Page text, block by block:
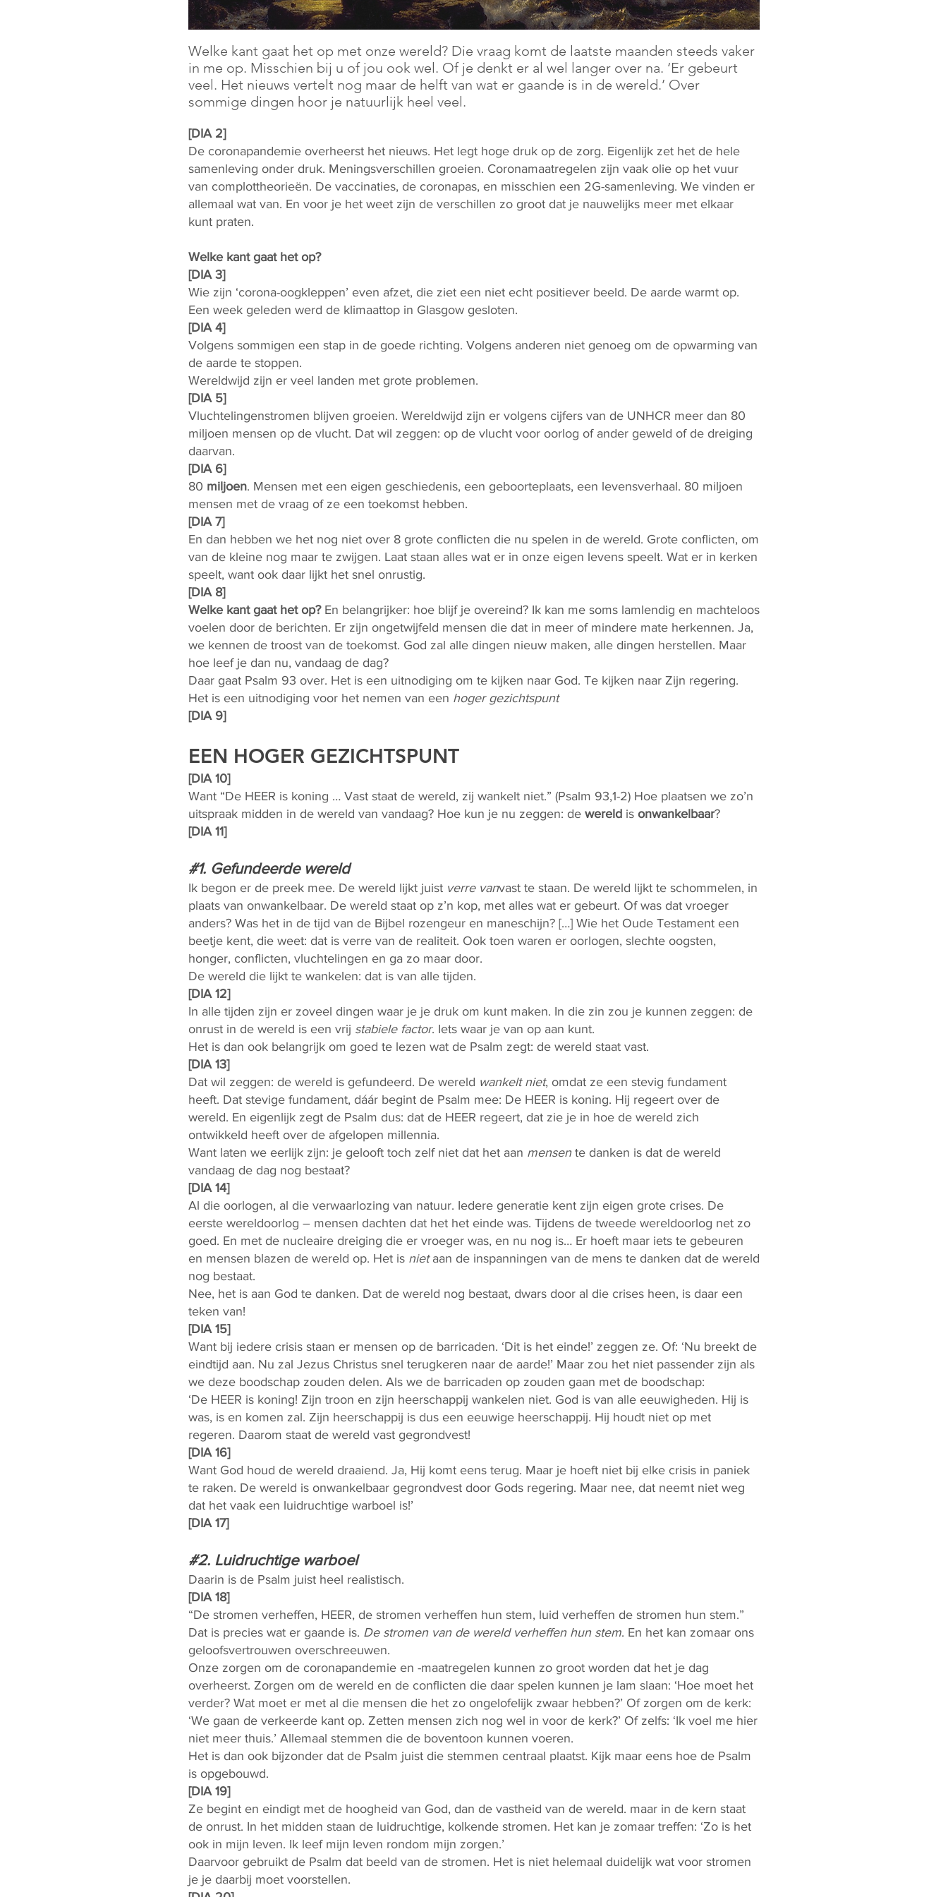
Welke kant gaat het op met onze wereld? Die vraag komt de laatste maanden steeds vaker
in me op. Misschien bij u of jou ook wel. Of je denkt er al wel langer over na. ‘Er gebeurt
veel. Het nieuws vertelt nog maar de helft van wat er gaande is in de wereld.’ Over
sommige dingen hoor je natuurlijk heel veel.
[DIA 2]
De coronapandemie overheerst het nieuws. Het legt hoge druk op de zorg. Eigenlijk zet het de hele
samenleving onder druk. Meningsverschillen groeien. Coronamaatregelen zijn vaak olie op het vuur
van complottheorieën. De vaccinaties, de coronapas, en misschien een 2G-samenleving. We vinden er
allemaal wat van. En voor je het weet zijn de verschillen zo groot dat je nauwelijks meer met elkaar
kunt praten.
Welke kant gaat het op?
[DIA 3]
Wie zijn ‘corona-oogkleppen’ even afzet, die ziet een niet echt positiever beeld. De aarde warmt op.
Een week geleden werd de klimaattop in Glasgow gesloten.
[DIA 4]
Volgens sommigen een stap in de goede richting. Volgens anderen niet genoeg om de opwarming van
de aarde te stoppen.
Wereldwijd zijn er veel landen met grote problemen.
[DIA 5]
Vluchtelingenstromen blijven groeien. Wereldwijd zijn er volgens cijfers van de UNHCR meer dan 80
miljoen mensen op de vlucht. Dat wil zeggen: op de vlucht voor oorlog of ander geweld of de dreiging
daarvan.
[DIA 6]
80 miljoen. Mensen met een eigen geschiedenis, een geboorteplaats, een levensverhaal. 80 miljoen
mensen met de vraag of ze een toekomst hebben.
[DIA 7]
En dan hebben we het nog niet over 8 grote conflicten die nu spelen in de wereld. Grote conflicten, om
van de kleine nog maar te zwijgen. Laat staan alles wat er in onze eigen levens speelt. Wat er in kerken
speelt, want ook daar lijkt het snel onrustig.
[DIA 8]
Welke kant gaat het op?En belangrijker: hoe blijf je overeind? Ik kan me soms lamlendig en machteloos
voelen door de berichten. Er zijn ongetwijfeld mensen die dat in meer of mindere mate herkennen. Ja,
we kennen de troost van de toekomst. God zal alle dingen nieuw maken, alle dingen herstellen. Maar
hoe leef je dan nu, vandaag de dag?
Daar gaat Psalm 93 over. Het is een uitnodiging om te kijken naar God. Te kijken naar Zijn regering.
Het is een uitnodiging voor het nemen van een hoger gezichtspunt
[DIA 9]
EEN HOGER GEZICHTSPUNT
[DIA 10]
Want “De HEER is koning … Vast staat de wereld, zij wankelt niet.” (Psalm 93,1-2) Hoe plaatsen we zo’n
uitspraak midden in de wereld van vandaag? Hoe kun je nu zeggen: de wereld is onwankelbaar?
[DIA 11]
#1. Gefundeerde wereld
Ik begon er de preek mee. De wereld lijkt juist verre vanvast te staan. De wereld lijkt te schommelen, in
plaats van onwankelbaar. De wereld staat op z’n kop, met alles wat er gebeurt. Of was dat vroeger
anders? Was het in de tijd van de Bijbel rozengeur en maneschijn? […] Wie het Oude Testament een
beetje kent, die weet: dat is verre van de realiteit. Ook toen waren er oorlogen, slechte oogsten,
honger, conflicten, vluchtelingen en ga zo maar door.
De wereld die lijkt te wankelen: dat is van alle tijden.
[DIA 12]
In alle tijden zijn er zoveel dingen waar je je druk om kunt maken. In die zin zou je kunnen zeggen: de
onrust in de wereld is een vrij stabiele factor. Iets waar je van op aan kunt.
Het is dan ook belangrijk om goed te lezen wat de Psalm zegt: de wereld staat vast.
[DIA 13]
Dat wil zeggen: de wereld is gefundeerd. De wereld wankelt niet, omdat ze een stevig fundament
heeft. Dat stevige fundament, dáár begint de Psalm mee: De HEER is koning. Hij regeert over de
wereld. En eigenlijk zegt de Psalm dus: dat de HEER regeert, dat zie je in hoe de wereld zich
ontwikkeld heeft over de afgelopen millennia.
Want laten we eerlijk zijn: je gelooft toch zelf niet dat het aan mensente danken is dat de wereld
vandaag de dag nog bestaat?
[DIA 14]
Al die oorlogen, al die verwaarlozing van natuur. Iedere generatie kent zijn eigen grote crises. De
eerste wereldoorlog – mensen dachten dat het het einde was. Tijdens de tweede wereldoorlog net zo
goed. En met de nucleaire dreiging die er vroeger was, en nu nog is… Er hoeft maar iets te gebeuren
en mensen blazen de wereld op. Het is nietaan de inspanningen van de mens te danken dat de wereld
nog bestaat.
Nee, het is aan God te danken. Dat de wereld nog bestaat, dwars door al die crises heen, is daar een
teken van!
[DIA 15]
Want bij iedere crisis staan er mensen op de barricaden. ‘Dit is het einde!’ zeggen ze. Of: ‘Nu breekt de
eindtijd aan. Nu zal Jezus Christus snel terugkeren naar de aarde!’ Maar zou het niet passender zijn als
we deze boodschap zouden delen. Als we de barricaden op zouden gaan met de boodschap:
‘De HEER is koning! Zijn troon en zijn heerschappij wankelen niet. God is van alle eeuwigheden. Hij is
was, is en komen zal. Zijn heerschappij is dus een eeuwige heerschappij. Hij houdt niet op met
regeren. Daarom staat de wereld vast gegrondvest!
[DIA 16]
Want God houd de wereld draaiend. Ja, Hij komt eens terug. Maar je hoeft niet bij elke crisis in paniek
te raken. De wereld is onwankelbaar gegrondvest door Gods regering. Maar nee, dat neemt niet weg
dat het vaak een luidruchtige warboel is!’
[DIA 17]
#2. Luidruchtige warboel
Daarin is de Psalm juist heel realistisch.
[DIA 18]
“De stromen verheffen, HEER, de stromen verheffen hun stem, luid verheffen de stromen hun stem.”
Dat is precies wat er gaande is. De stromen van de wereld verheffen hun stem. En het kan zomaar ons
geloofsvertrouwen overschreeuwen.
Onze zorgen om de coronapandemie en -maatregelen kunnen zo groot worden dat het je dag
overheerst. Zorgen om de wereld en de conflicten die daar spelen kunnen je lam slaan: ‘Hoe moet het
verder? Wat moet er met al die mensen die het zo ongelofelijk zwaar hebben?’ Of zorgen om de kerk:
‘We gaan de verkeerde kant op. Zetten mensen zich nog wel in voor de kerk?’ Of zelfs: ‘Ik voel me hier
niet meer thuis.’ Allemaal stemmen die de boventoon kunnen voeren.
Het is dan ook bijzonder dat de Psalm juist die stemmen centraal plaatst. Kijk maar eens hoe de Psalm
is opgebouwd.
[DIA 19]
Ze begint en eindigt met de hoogheid van God, dan de vastheid van de wereld. maar in de kern staat
de onrust. In het midden staan de luidruchtige, kolkende stromen. Het kan je zomaar treffen: ‘Zo is het
ook in mijn leven. Ik leef mijn leven rondom mijn zorgen.’
Daarvoor gebruikt de Psalm dat beeld van de stromen. Het is niet helemaal duidelijk wat voor stromen
je je daarbij moet voorstellen.